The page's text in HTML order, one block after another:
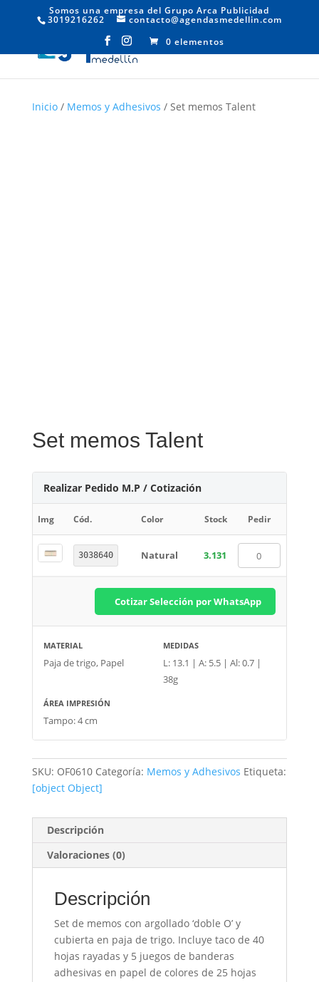
Somos una empresa del Grupo Arca Publicidad
3019216262
contacto@agendasmedellin.com
0 elementos
Inicio/ Memos y Adhesivos / Set memos Talent
Set memos Talent
Realizar Pedido M.P / Cotización
Img Cód. Color Stock Pedir
3038640 Natural 3.131
Cotizar Selección por WhatsApp
MATERIAL
Paja de trigo, Papel
MEDIDAS
L: 13.1 | A: 5.5 | Al: 0.7 |
38g
ÁREA IMPRESIÓN
Tampo: 4 cm
SKU: OF0610 Categoría: Memos y Adhesivos Etiqueta:
[object Object]
Descripción
Valoraciones (0)
Descripción
Set de memos con argollado ‘doble O’ y
cubierta en paja de trigo. Incluye taco de 40
hojas rayadas y 5 juegos de banderas
adhesivas en papel de colores de 25 hojas